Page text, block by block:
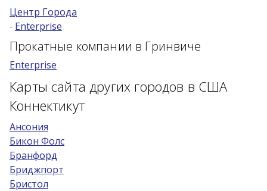
Возраст 25-70 лет?
Купон/промо
Центр Города
- Enterprise
Прокатные компании в Гринвиче
Enterprise
Карты сайта других городов в США
Коннектикут
Ансония
Бикон Фолс
Бранфорд
Бриджпорт
Бристол